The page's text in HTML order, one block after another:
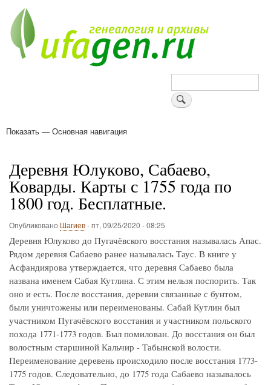
основному
содержанию
Поиск
Основная
Показать — Основная навигация
Деревня Юлуково, Сабаево,
Коварды. Карты с 1755 года по
1800 год. Бесплатные.
Опубликовано Шагиев-пт, 09/25/2020 - 08:25
Деревня Юлуково до Пугачёвского восстания называлась Апас.
Рядом деревня Сабаево ранее называлась Таус. В книге у
Асфандиярова утверждается, что деревня Сабаево была
названа именем Сабая Кутлина. С этим нельзя поспорить. Так
оно и есть. После восстания, деревни связанные с бунтом,
были уничтожены или переименованы. Сабай Кутлин был
участником Пугачёвского восстания и участником польского
похода 1771-1773 годов. Был помилован. До восстания он был
волостным старшиной Кальчир - Табынской волости.
Переименование деревень происходило после восстания 1773-
1775 годов. Следовательно, до 1775 года Сабаево называлось